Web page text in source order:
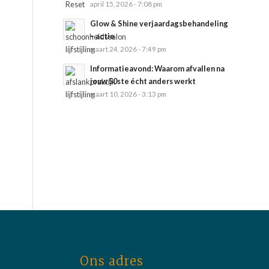
april 15, 2026 - 7:08 pm
Glow & Shine verjaardagsbehandeling
– actie
maart 24, 2026 - 7:49 pm
Informatieavond: Waarom afvallen na
jouw 50ste écht anders werkt
maart 10, 2026 - 3:13 pm
Ons adres